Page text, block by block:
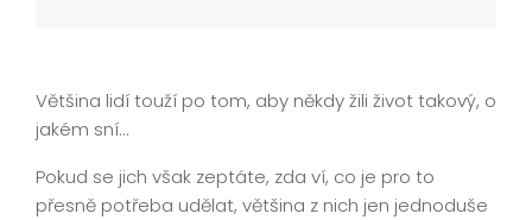
Většina lidí touží po tom, aby někdy žili život takový, o
jakém sní…
Pokud se jich však zeptáte, zda ví, co je pro to
přesně potřeba udělat, většina z nich jen jednoduše